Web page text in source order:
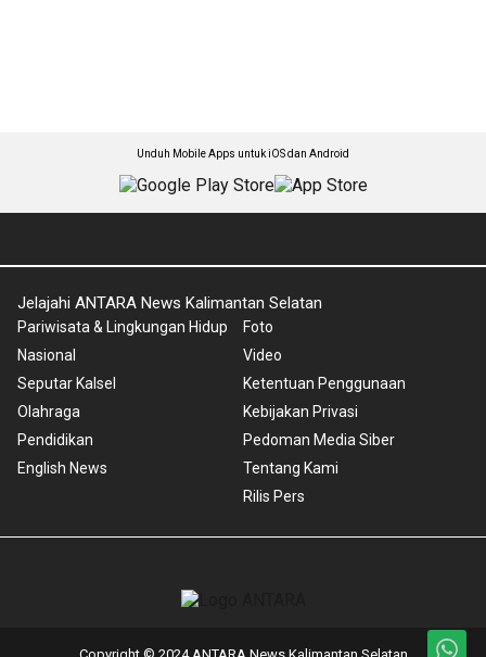
Unduh Mobile Apps untuk iOS dan Android
Jelajahi ANTARA News Kalimantan Selatan
Pariwisata & Lingkungan Hidup
Nasional
Seputar Kalsel
Olahraga
Pendidikan
English News
Foto
Video
Ketentuan Penggunaan
Kebijakan Privasi
Pedoman Media Siber
Tentang Kami
Rilis Pers